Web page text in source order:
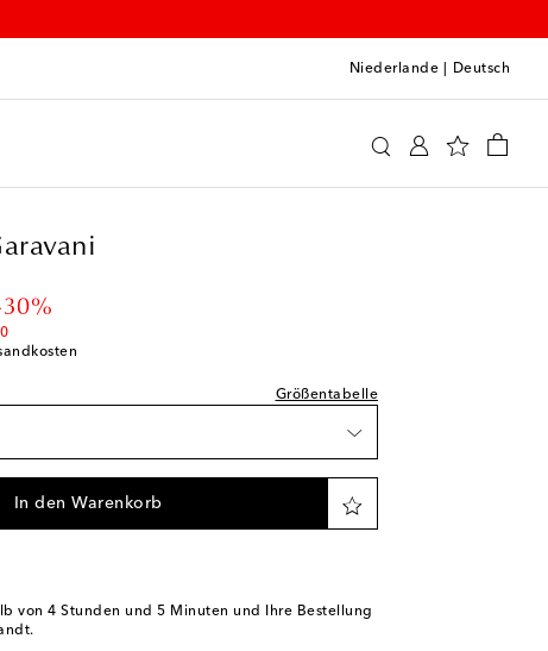
Niederlande Deutsch
price
Größentabelle
In den Warenkorb
von 4 Stunden und 5 Minuten und Ihre Bestellung